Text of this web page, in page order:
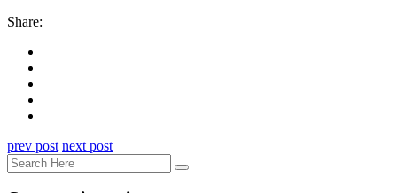
Share:
prev post next post